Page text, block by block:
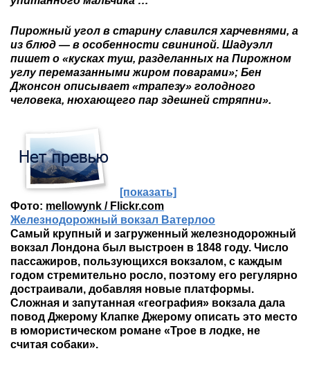
Пирожный угол в старину славился харчевнями, а
из блюд — в особенности свининой. Шадуэлл
пишет о «кусках туш, разделанных на Пирожном
углу перемазанными жиром поварами»; Бен
Джонсон описывает «трапезу» голодного
человека, нюхающего пар здешней стряпни».
[показать]
Фото: mellowynk / Flickr.com
Железнодорожный вокзал Ватерлоо
Самый крупный и загруженный железнодорожный
вокзал Лондона был выстроен в 1848 году. Число
пассажиров, пользующихся вокзалом, с каждым
годом стремительно росло, поэтому его регулярно
достраивали, добавляя новые платформы.
Сложная и запутанная «география» вокзала дала
повод Джерому Клапке Джерому описать это место
в юмористическом романе «Трое в лодке, не
считая собаки».